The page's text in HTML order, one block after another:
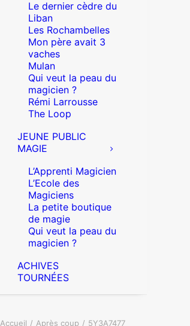
Le dernier cèdre du
Liban
Les Rochambelles
Mon père avait 3
vaches
Mulan
Qui veut la peau du
magicien ?
Rémi Larrousse
The Loop
JEUNE PUBLIC
MAGIE
L’Apprenti Magicien
L’Ecole des
Magiciens
La petite boutique
de magie
Qui veut la peau du
magicien ?
ACHIVES
TOURNÉES
Accueil Après coup 5Y3A7477